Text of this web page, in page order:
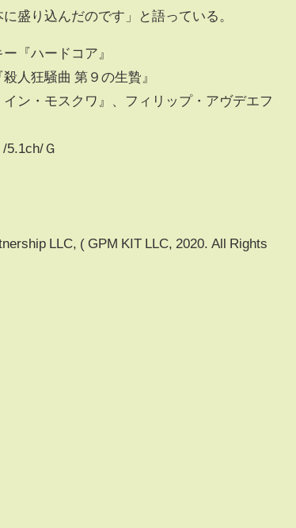
盛り込んだのです」と語っている。
『ハードコア』
人狂騒曲 第９の生贄』
ン・モスクワ』、フィリップ・アヴデエフ
5.1ch/Ｇ
LLC, ( GPM KIT LLC, 2020. All Rights